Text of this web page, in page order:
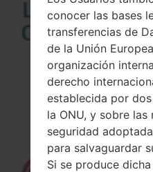
Los 5 principales
conocer las bases
transferencias de
de la Unión
organización
derecho
establecida por
la ONU, y sobre las
seguridad
para salvaguardar
Si se produce